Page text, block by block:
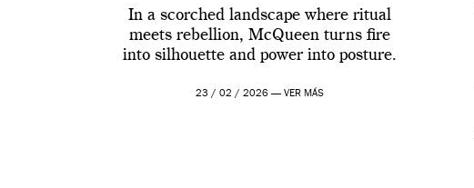
In a scorched landscape where ritual
meets rebellion, McQueen turns fire
into silhouette and power into posture.
23 / 02 / 2026 —VER MÁS